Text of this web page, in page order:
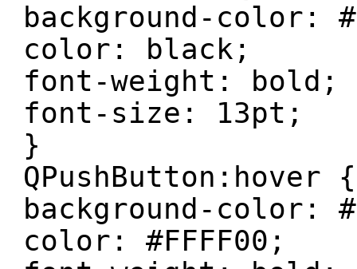
background-color:
color: black;
font-weight: bold;
font-size: 13pt;
}
QPushButton:hover {
background-color:
color: #FFFF00;